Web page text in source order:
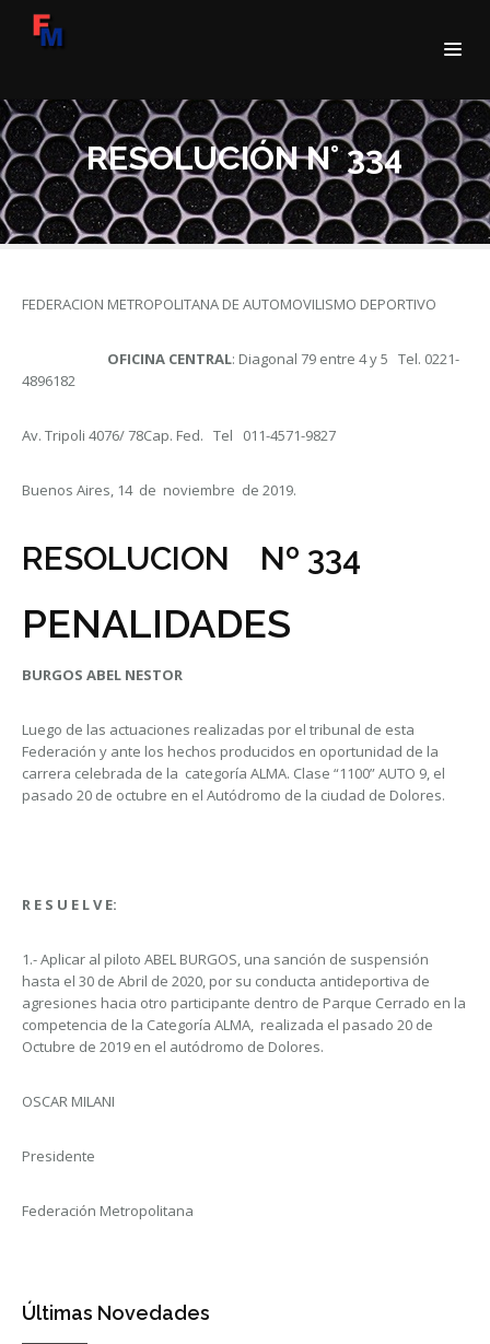
RESOLUCIÓN N° 334
FEDERACION METROPOLITANA DE AUTOMOVILISMO DEPORTIVO
OFICINA CENTRAL: Diagonal 79 entre 4 y 5 Tel. 0221-
4896182
Av. Tripoli 4076/ 78Cap. Fed. Tel 011-4571-9827
Buenos Aires, 14 de noviembre de 2019.
RESOLUCION Nº 334
PENALIDADES
BURGOS ABEL NESTOR
Luego de las actuaciones realizadas por el tribunal de esta
Federación y ante los hechos producidos en oportunidad de la
carrera celebrada de la categoría ALMA. Clase “1100” AUTO 9, el
pasado 20 de octubre en el Autódromo de la ciudad de Dolores.
R E S U E L V E:
1.- Aplicar al piloto ABEL BURGOS, una sanción de suspensión
hasta el 30 de Abril de 2020, por su conducta antideportiva de
agresiones hacia otro participante dentro de Parque Cerrado en la
competencia de la Categoría ALMA, realizada el pasado 20 de
Octubre de 2019 en el autódromo de Dolores.
OSCAR MILANI
Presidente
Federación Metropolitana
Últimas Novedades